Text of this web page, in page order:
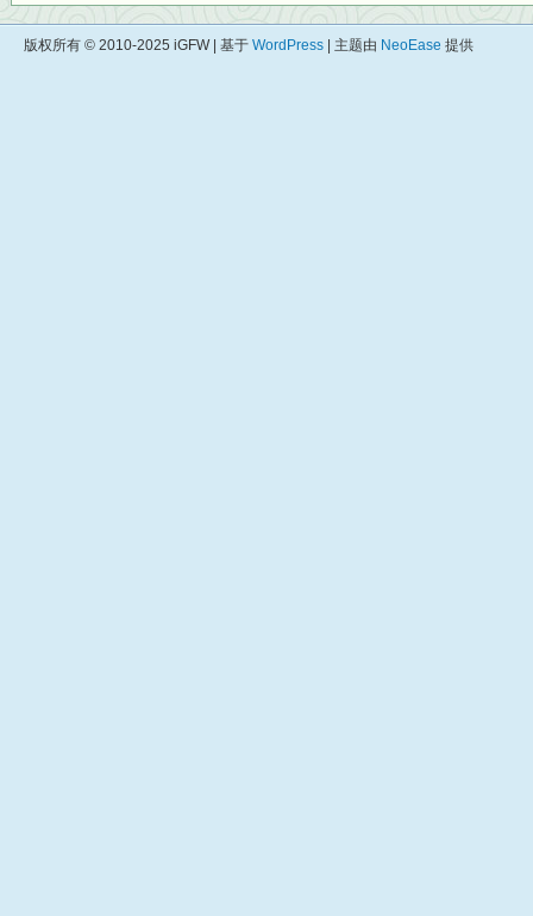
版权所有 © 2010-2025 iGFW | 基于 WordPress | 主题由 NeoEase 提供